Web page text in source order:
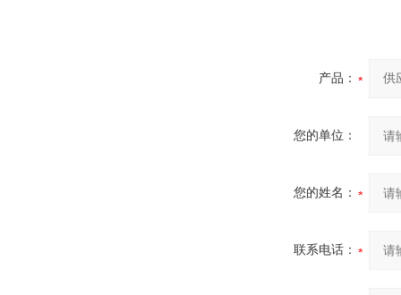
产品：
您的单位：
您的姓名：
联系电话：